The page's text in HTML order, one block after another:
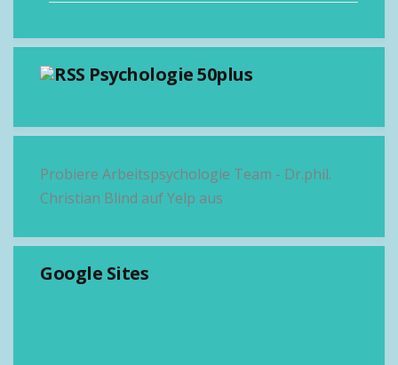
Psychologie 50plus
Probiere Arbeitspsychologie Team - Dr.phil.
Christian Blind auf Yelp aus
Google Sites